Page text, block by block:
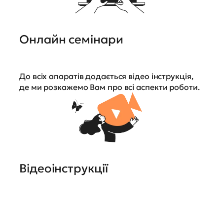
Онлайн семінари
До всіх апаратів додається відео інструкція,
де ми розкажемо Вам про всі аспекти роботи.
Відеоінструкції